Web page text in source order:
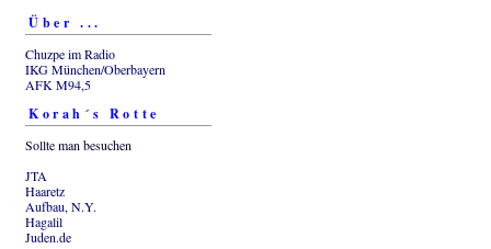
Über ...
Chuzpe im Radio
IKG München/Oberbayern
AFK M94,5
Korah´s Rotte
Sollte man besuchen
JTA
Haaretz
Aufbau, N.Y.
Hagalil
Juden.de